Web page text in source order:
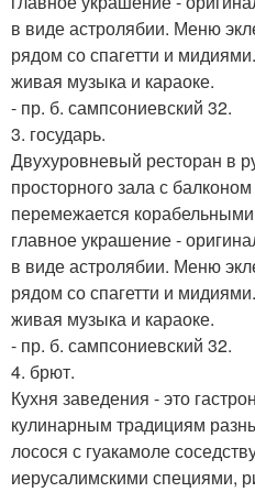
в виде астролябии. Меню
рядом со спагетти и
живая музыка и караоке.
- пр. б. сампсониевский 32.
3. государь.
Двухуровневый ресторан в
просторного зала с
перемежается
главное украшение -
в виде астролябии. Меню
рядом со спагетти и
живая музыка и караоке.
- пр. б. сампсониевский 32.
4. брют.
Кухня заведения - это
кулинарным традициям
лосося с гуакамоле
иерусалимскими специями,